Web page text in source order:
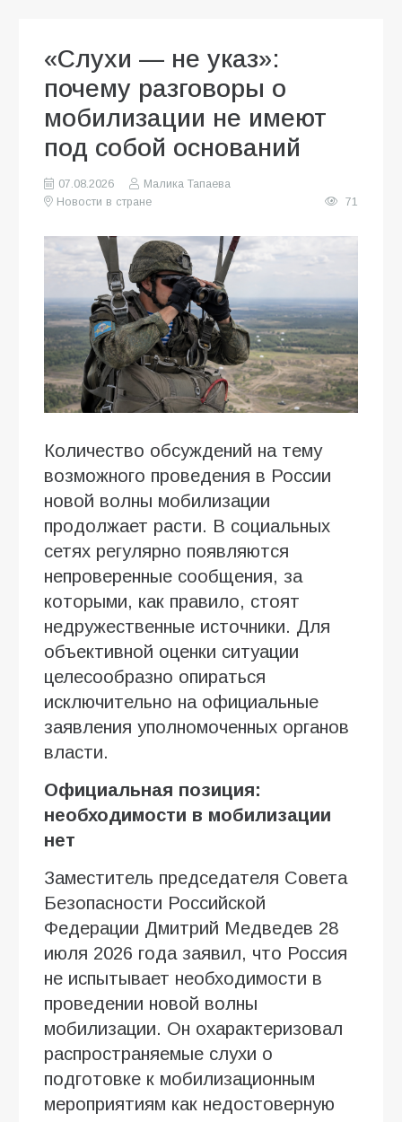
«Слухи — не указ»:
почему разговоры о
мобилизации не имеют
под собой оснований
07.08.2026
Малика Тапаева
Новости в стране
71
Количество обсуждений на тему
возможного проведения в России
новой волны мобилизации
продолжает расти. В социальных
сетях регулярно появляются
непроверенные сообщения, за
которыми, как правило, стоят
недружественные источники. Для
объективной оценки ситуации
целесообразно опираться
исключительно на официальные
заявления уполномоченных органов
власти.
Официальная позиция:
необходимости в мобилизации
нет
Заместитель председателя Совета
Безопасности Российской
Федерации Дмитрий Медведев 28
июля 2026 года заявил, что Россия
не испытывает необходимости в
проведении новой волны
мобилизации. Он охарактеризовал
распространяемые слухи о
подготовке к мобилизационным
мероприятиям как недостоверную